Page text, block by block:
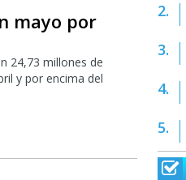
mayo por
24,73 millones de
y por encima del